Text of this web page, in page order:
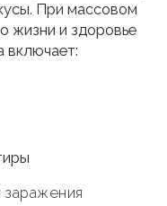
При массовом
жизни и здоровье
включает:
заражения